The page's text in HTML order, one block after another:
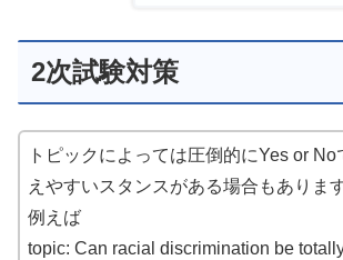
2次試験対策
トピックによっては圧倒的にYes or No
えやすいスタンスがある場合もあります
例えば
topic: Can racial discrimination be